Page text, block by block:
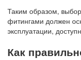
Таким образом,
фитингами должен
эксплуатации,
Как